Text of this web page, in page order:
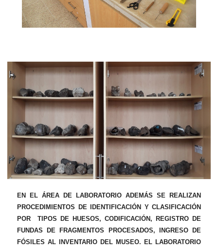
EN EL ÁREA DE LABORATORIO ADEMÁS SE REALIZAN
PROCEDIMIENTOS DE IDENTIFICACIÓN Y CLASIFICACIÓN
POR TIPOS DE HUESOS, CODIFICACIÓN, REGISTRO DE
FUNDAS DE FRAGMENTOS PROCESADOS, INGRESO DE
FÓSILES AL INVENTARIO DEL MUSEO. EL LABORATORIO